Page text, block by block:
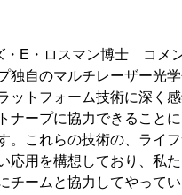
・E・ロスマン博士 コメ
独自のマルチレーザー光
ットフォーム技術に深く
ナープに協力できること
。これらの技術の、ライ
応用を構想しており、私
チームと協力してやって